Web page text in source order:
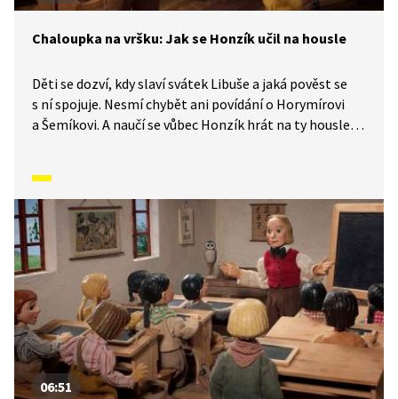
Chaloupka na vršku: Jak se Honzík učil na housle
Děti se dozví, kdy slaví svátek Libuše a jaká pověst se
s ní spojuje. Nesmí chybět ani povídání o Horymírovi
a Šemíkovi. A naučí se vůbec Honzík hrát na ty housle?
předkové žili na vsi skromné, ale veselé životy
v souladu s přírodou. Video inspirované lidovými zvyky
a písněmi navazuje na poetiku klasických Trnkových
filmů.
06:51